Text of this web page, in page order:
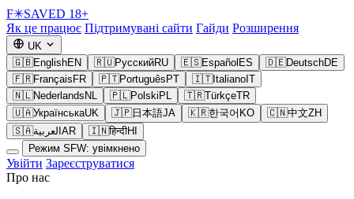
F✳SAVED 18+
Як це працює Підтримувані сайти Гайди Розширення
UK
🇬🇧EnglishEN 🇷🇺РусскийRU 🇪🇸Español ES 🇩🇪DeutschDE
🇫🇷Français FR 🇵🇹Português PT 🇮🇹Italiano IT
🇳🇱Nederlands NL 🇵🇱Polski PL 🇹🇷TürkçeTR
🇺🇦УкраїнськаUK 🇯🇵日本語JA 🇰🇷한국어 KO 🇨🇳中文ZH
🇸🇦العربية AR 🇮🇳हिन्दीHI
Режим SFW: увімкнено
Увійти Зареєструватися
Про нас